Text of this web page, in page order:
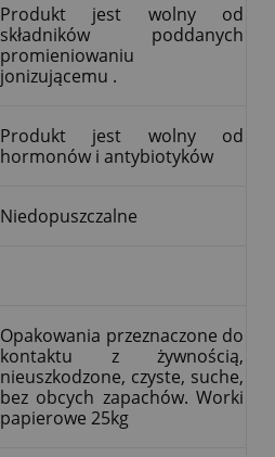
Produkt jest wolny od
składników poddanych
promieniowaniu
jonizującemu .
Produkt jest wolny od
hormonów i antybiotyków
Niedopuszczalne
Opakowania przeznaczone do
kontaktu z żywnością,
nieuszkodzone, czyste, suche,
bez obcych zapachów. Worki
papierowe 25kg